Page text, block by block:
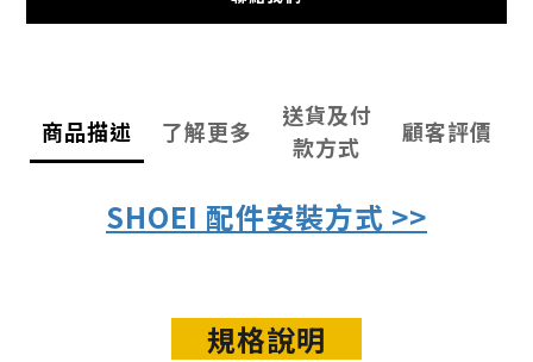
商品描述 了解更多
送貨及付
款方式
顧客評價
SHOEI 配件安裝方式 >>
規格說明